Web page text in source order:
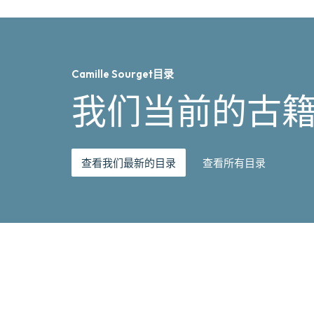
Camille Sourget目录
我们当前的古
查看我们最新的目录 查看所有目录